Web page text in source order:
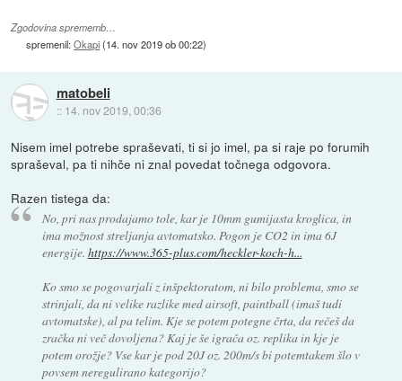
Zgodovina sprememb…
spremenil:Okapi(14. nov 2019 ob 00:22)
matobeli
:: 14. nov 2019, 00:36
Nisem imel potrebe spraševati, ti si jo imel, pa si raje po forumih
spraševal, pa ti nihče ni znal povedat točnega odgovora.
Razen tistega da:
No, pri nas prodajamo tole, kar je 10mm gumijasta kroglica, in
ima možnost streljanja avtomatsko. Pogon je CO2 in ima 6J
energije. https://www.365-plus.com/heckler-koch-h...
Ko smo se pogovarjali z inšpektoratom, ni bilo problema, smo se
strinjali, da ni velike razlike med airsoft, paintball (imaš tudi
avtomatske), al pa telim. Kje se potem potegne črta, da rečeš da
zračka ni več dovoljena? Kaj je še igrača oz. replika in kje je
potem orožje? Vse kar je pod 20J oz. 200m/s bi potemtakem šlo v
povsem neregulirano kategorijo?